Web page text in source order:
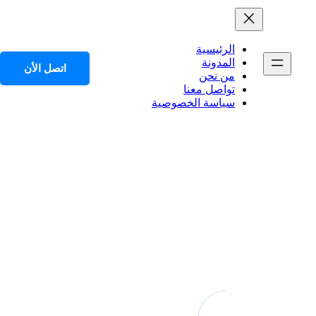
الرئيسية
المدونة
من نحن
تواصل معنا
سياسة الخصوصية
اتصل الأن